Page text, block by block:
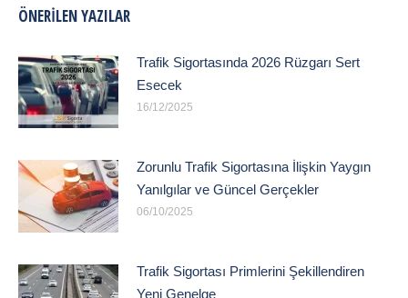
ÖNERILEN YAZILAR
Trafik Sigortasında 2026 Rüzgarı Sert
Esecek
16/12/2025
Zorunlu Trafik Sigortasına İlişkin Yaygın
Yanılgılar ve Güncel Gerçekler
06/10/2025
Trafik Sigortası Primlerini Şekillendiren
Yeni Genelge